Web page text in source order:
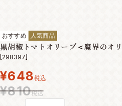
おすすめ 人気商品
黒胡椒トマトオリーブ＜魔界のオ
[298397]
¥648税込
¥810税込